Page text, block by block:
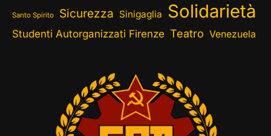
Santo Spirito Sicurezza Sinigaglia Solidarietà
Studenti Autorganizzati Firenze Teatro Venezuela